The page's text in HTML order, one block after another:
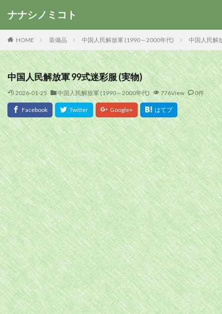
ナナシノミコト
HOME 装備品 中国人民解放軍 (1990～2000年代) 中国人民解
中国人民解放軍 99式迷彩服 (実物)
2026-01-25 中国人民解放軍 (1990～2000年代) 776View 0件